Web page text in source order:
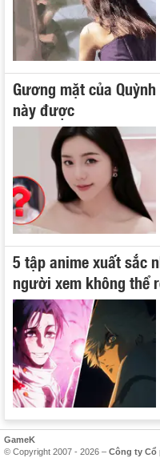
Gương mặt của
này được
5 tập anime xuất sắc
người xem không thể
GameK
© Copyright 2007 - 2026 – Công ty Cổ